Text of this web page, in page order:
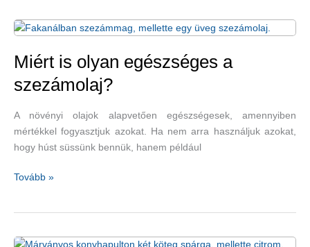
még
fogyhatunk
is
a
ribizlitől
uborkás-
paradicsomos
ribizlisaláta-
Miért is olyan egészséges a
szezámolaj?
A növényi olajok alapvetően egészségesek, amennyiben
mértékkel fogyasztjuk azokat. Ha nem arra használjuk azokat,
hogy húst süssünk bennük, hanem például
Miért
a
Tovább »